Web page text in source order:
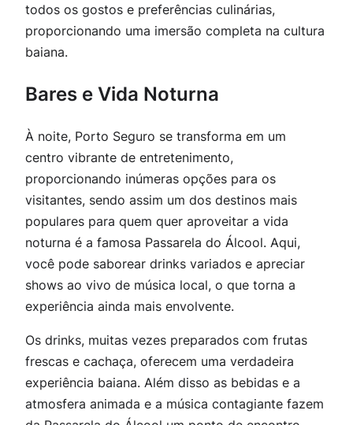
todos os gostos e preferências culinárias,
proporcionando uma imersão completa na cultura
baiana.
Bares e Vida Noturna
À noite, Porto Seguro se transforma em um
centro vibrante de entretenimento,
proporcionando inúmeras opções para os
visitantes, sendo assim um dos destinos mais
populares para quem quer aproveitar a vida
noturna é a famosa Passarela do Álcool. Aqui,
você pode saborear drinks variados e apreciar
shows ao vivo de música local, o que torna a
experiência ainda mais envolvente.
Os drinks, muitas vezes preparados com frutas
frescas e cachaça, oferecem uma verdadeira
experiência baiana. Além disso as bebidas e a
atmosfera animada e a música contagiante fazem